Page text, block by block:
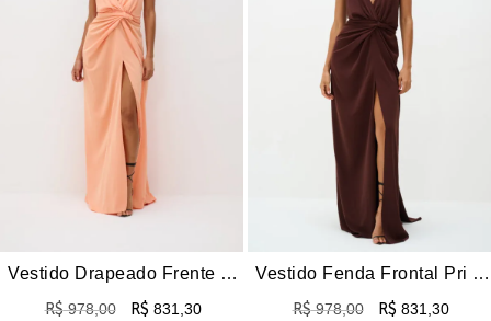
Vestido Drapeado Frente Única Com Fenda Pri – Pêssego
R$978,00 R$ 831,30
Vestido Fenda Frontal Pri – Marrom
R$978,00 R$ 831,30
E BERMUDAS